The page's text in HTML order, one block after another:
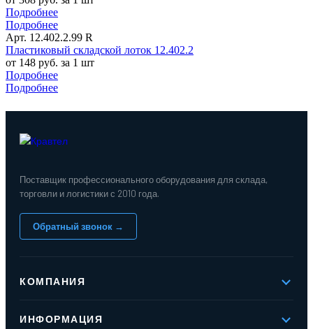
Подробнее
Подробнее
Арт. 12.402.2.99 R
Пластиковый складской лоток 12.402.2
от 148 руб. за 1 шт
Подробнее
Подробнее
Поставщик профессионального оборудования для склада,
торговли и логистики с 2010 года.
Обратный звонок →
КОМПАНИЯ
Реквизиты
ИНФОРМАЦИЯ